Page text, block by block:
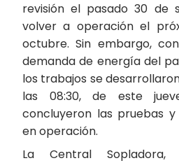
revisión el pasado 30 de
volver a operación el
octubre. Sin embargo,
demanda de energía del
los trabajos se
las 08:30, de este
concluyeron las pruebas
en operación.
La Central